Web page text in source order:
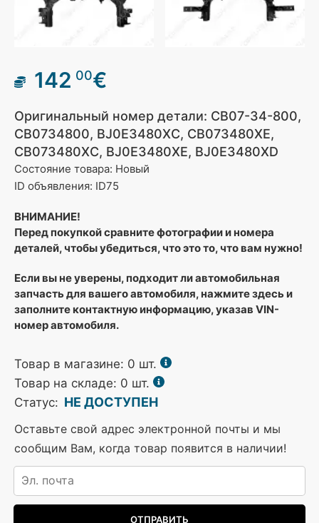
142 00€
Оригинальный номер детали: CB07-34-800,
CB0734800, BJ0E3480XC, CB073480XE,
CB073480XC, BJ0E3480XE, BJ0E3480XD
Состояние товара: Новый
ID объявления: ID75
ВНИМАНИЕ!
Перед покупкой сравните фотографии и номера
деталей, чтобы убедиться, что это то, что вам нужно!
Если вы не уверены, подходит ли автомобильная
запчасть для вашего автомобиля, нажмите здесь и
заполните контактную информацию, указав VIN-
номер автомобиля.
Товар в магазине: 0 шт.
Товар на складе: 0 шт.
Статус: НЕ ДОСТУПЕН
Оставьте свой адрес электронной почты и мы
сообщим Вам, когда товар появится в наличии!